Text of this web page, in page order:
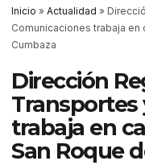
Inicio » Actualidad »
Comunicaciones trabaja en
Cumbaza
Dirección
Transportes
trabaja en
San Roque